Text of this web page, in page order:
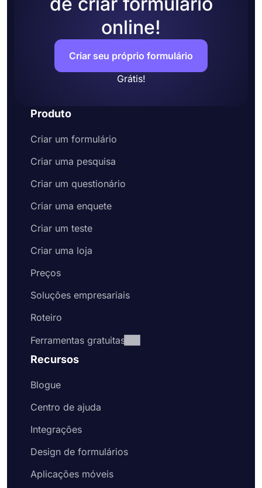
online!
Criar seu próprio formulário
Grátis!
Produto
Criar um formulário
Criar uma pesquisa
Criar um questionário
Criar uma enquete
Criar um teste
Criar uma loja
Preços
Soluções empresariais
Roteiro
Ferramentas gratuitas
Recursos
Blogue
Centro de ajuda
Integrações
Design de formulários
Aplicações móveis